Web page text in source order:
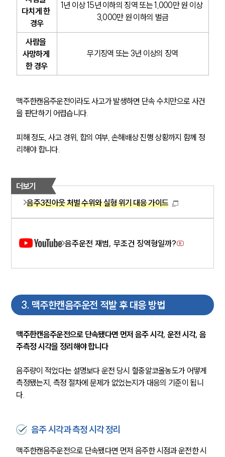
다치게 한
경우
1년 이상 15년 이하의 징역 또는 1,000만 원 이상
3,000만 원 이하의 벌금
사람을
사망하게
한 경우
무기징역 또는 3년 이상의 징역
맥주한캔음주운전이라도 사고가 발생하면 단속 수치만으로 사건
을 판단하기 어렵습니다.
피해 정도, 사고 경위, 합의 여부, 손해배상 진행 상황까지 함께 정
리해야 합니다.
더보기
음주3진아웃 처벌 수위와 실형 위기 대응 가이드
음주운전 재범, 무조건 징역형일까?
3. 맥주한캔음주운전 적발 후 대응 방법
맥주한캔음주운전으로 단속됐다면 먼저 음주 시각, 운전 시각, 음
주측정 시각을 정리해야 합니다
음주량이 적었다는 설명보다 운전 당시 혈중알코올농도가 어떻게
측정됐는지, 측정 절차에 문제가 없었는지가 대응의 기준이 됩니
다.
음주 시각과 측정 시각 정리
맥주한캔음주운전으로 단속됐다면 먼저 음주한 시점과 운전한 시